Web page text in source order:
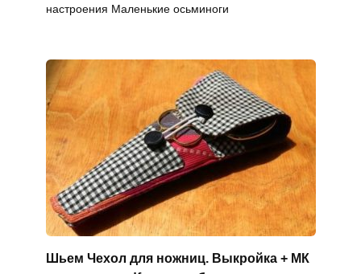
настроения Маленькие осьминоги
Шьем Чехол для ножниц. Выкройка + МК